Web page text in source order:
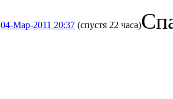
04-Мар-2011 20:37 (спустя 22 часа)